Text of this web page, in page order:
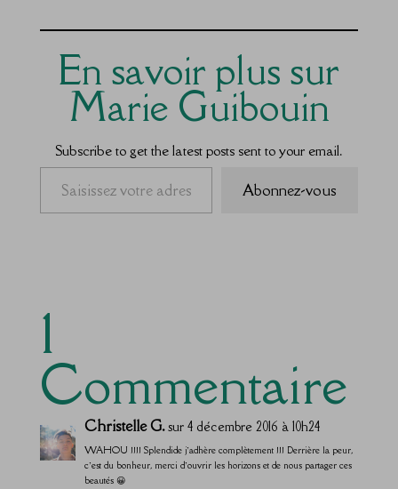
En savoir plus sur
Marie Guibouin
Subscribe to get the latest posts sent to your email.
Saisissez votre adresse e-mail…
Abonnez-vous
1
Commentaire
Christelle G.sur 4 décembre 2016 à 10h24
WAHOU !!!! Splendide j’adhère complètement !!! Derrière la peur,
c’est du bonheur, merci d’ouvrir les horizons et de nous partager ces
beautés 😀